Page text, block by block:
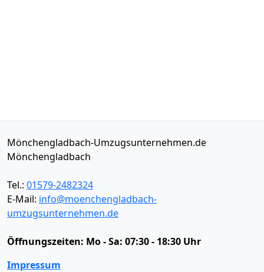
Mönchengladbach-Umzugsunternehmen.de
Mönchengladbach
Tel.: 01579-2482324
E-Mail: info@moenchengladbach-
umzugsunternehmen.de
Öffnungszeiten: Mo - Sa: 07:30 - 18:30 Uhr
Impressum